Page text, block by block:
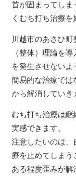
首が固まってしま
くむち打ち治療を
川越市のあさひ
（整体）理論を
を発生させない
簡易的な治療では
から解消していき
むち打ち治療は
実感できます。
注意したいのは、
療を止めてしまう
ある程度歪みが解